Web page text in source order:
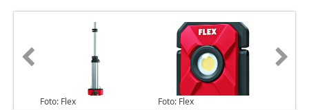
Foto: Flex Foto: Flex